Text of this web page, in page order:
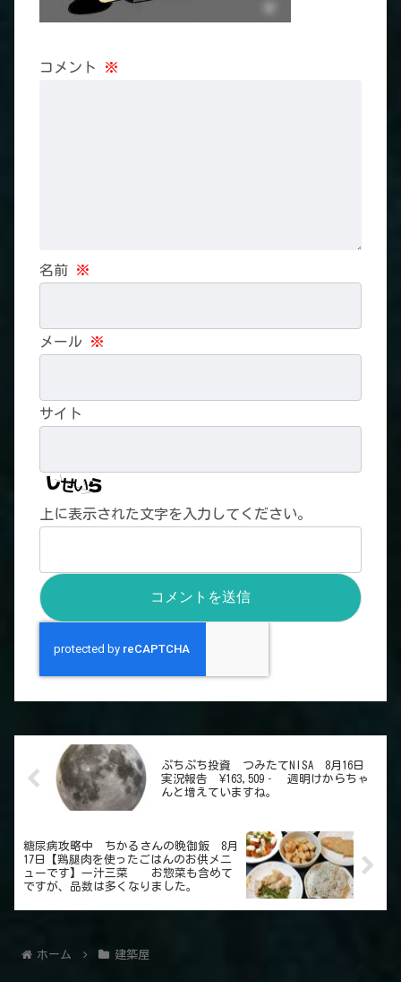
コメント ※
名前 ※
メール ※
サイト
上に表示された文字を入力してください。
ぷちぷち投資 つみたてNISA 8月16日
実況報告 ¥163,509‐ 週明けからちゃ
んと増えていますね。
糖尿病攻略中 ちかるさんの晩御飯 8月
17日【鶏腿肉を使ったごはんのお供メニ
ューです】一汁三菜 お惣菜も含めて
ですが、品数は多くなりました。
ホーム 建築屋